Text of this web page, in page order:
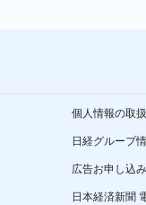
個人情報の取扱
日経グループ
広告お申し込
日本経済新聞